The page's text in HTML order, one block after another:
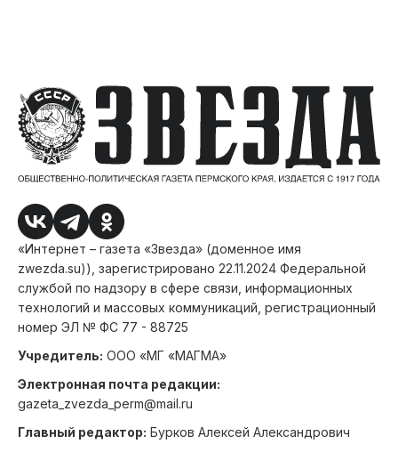
«Интернет – газета «Звезда» (доменное имя
zwezda.su)), зарегистрировано 22.11.2024 Федеральной
службой по надзору в сфере связи, информационных
технологий и массовых коммуникаций, регистрационный
номер ЭЛ № ФС 77 - 88725
Учредитель: ООО «МГ «МАГМА»
Электронная почта редакции:
gazeta_zvezda_perm@mail.ru
Главный редактор: Бурков Алексей Александрович